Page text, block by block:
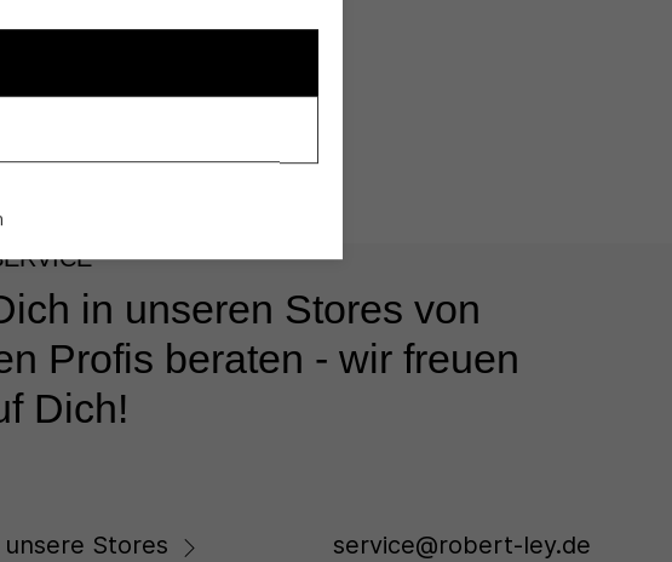
in unseren Stores von
Profis beraten - wir freuen
Dich!
Stores service@robert-ley.de